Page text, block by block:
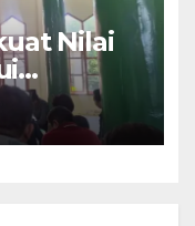
Nilai